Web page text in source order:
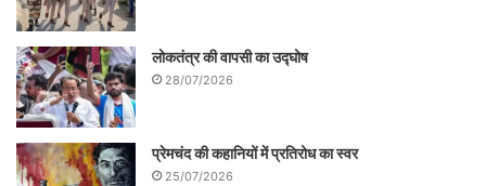
लोकतंत्र की वापसी का उद्घोष
28/07/2026
प्रेमचंद की कहानियों में प्रतिरोध का स्वर
25/07/2026